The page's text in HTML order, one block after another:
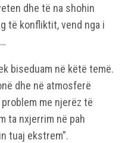
dhe të na shohin
të konfliktit, vend nga i
biseduam në këtë temë.
dhe në atmosferë
me njerëz të
ta nxjerrim në pah
tuaj ekstrem”.